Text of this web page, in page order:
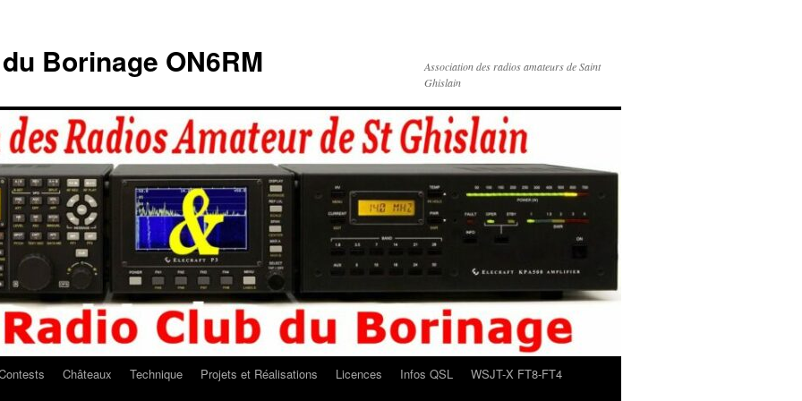
Borinage ON6RM
Association des radios amateurs de Saint
Ghislain
Châteaux Technique Projets et Réalisations Licences Infos QSL
WSJT-X FT8-FT4